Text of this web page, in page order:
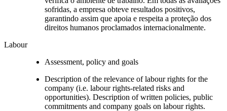
sofridas, a empresa obteve resultados positivos,
garantindo assim que apoia e respeita a proteção dos
direitos humanos proclamados internacionalmente.
Labour
Assessment, policy and goals
Description of the relevance of labour rights for the
company (i.e. labour rights-related risks and
opportunities). Description of written policies, public
commitments and company goals on labour rights.